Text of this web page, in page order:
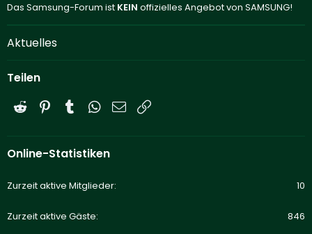
Das Samsung-Forum ist KEIN offizielles Angebot von SAMSUNG!
Aktuelles
Teilen
Reddit PinterestTumblrWhatsApp
E-Mail
Online-Statistiken
Zurzeit aktive Mitglieder 10
Zurzeit aktive Gäste 846